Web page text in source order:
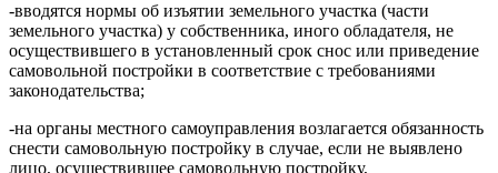
-вводятся нормы об изъятии земельного участка (части
земельного участка) у собственника, иного обладателя, не
осуществившего в установленный срок снос или приведение
самовольной постройки в соответствие с требованиями
законодательства;
-на органы местного самоуправления возлагается обязанность
снести самовольную постройку в случае, если не выявлено
лицо, осуществившее самовольную постройку,